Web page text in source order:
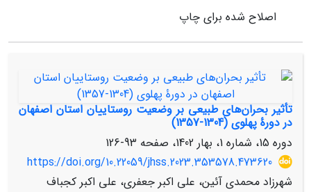
اصلاح شده برای چاپ
تأثیر بحران‌های طبیعی بر وضعیت روستاییان استان اصفهان
در دورۀ پهلوی (1304-1357)
دوره 15، شماره 1، بهار 1402، صفحه
93-126
https://doi.org/10.22059/jhss.2023.353578.473620
شهرزاد محمدی آئین، علی اکبر جعفری، علی اکبر کجباف